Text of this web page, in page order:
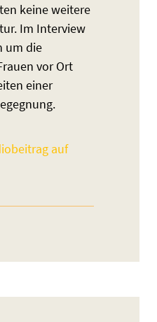
keine weitere
Im Interview
um die
vor Ort
einer
auf